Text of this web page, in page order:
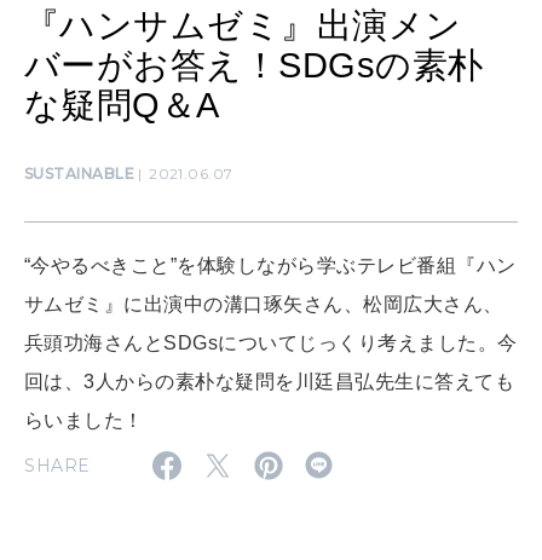
2026年6月号「大銀座 トレンドが生まれる 新しい一流店へ。」
2026年5月号「“大好き”に出会いに。韓国」
2026年2月号「良運を掴む 新・開運術。」
2025年12月号「お酒の新常識。」
FOLLOW US!
『ハンサムゼミ』出演メン
バーがお答え！SDGsの素朴
な疑問Q＆A
SUSTAINABLE 2021.06.07
“今やるべきこと”を体験しながら学ぶテレビ番組『ハン
サムゼミ』に出演中の溝口琢矢さん、松岡広大さん、
兵頭功海さんとSDGsについてじっくり考えました。今
回は、3人からの素朴な疑問を川廷昌弘先生に答えても
らいました！
SHARE